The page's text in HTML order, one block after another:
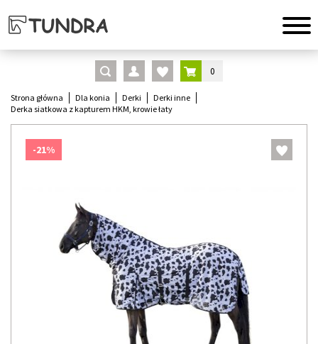
0
Strona główna Dla konia Derki
Derki inne
Derka siatkowa z kapturem HKM, krowie łaty
-21%